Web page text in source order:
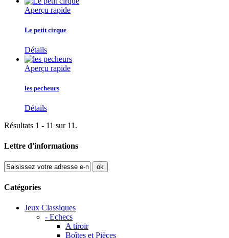
Aperçu rapide
Le petit cirque
Détails
Aperçu rapide
les pecheurs
Détails
Résultats 1 - 11 sur 11.
Lettre d'informations
ok
Catégories
Jeux Classiques
- Echecs
A tiroir
Boîtes et Pièces